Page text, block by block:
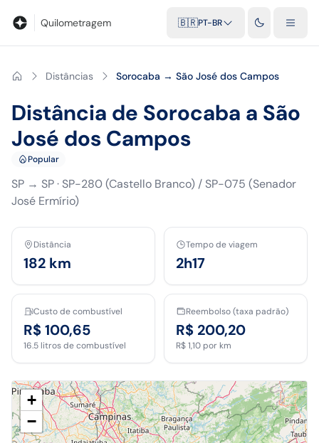
Quilometragem 🇧🇷PT-BR
Distâncias Sorocaba → São José dos Campos
Distância de Sorocaba a São
José dos Campos
Popular
SP → SP· SP-280 (Castello Branco) / SP-075 (Senador
José Ermírio)
Distância
182 km
Tempo de viagem
2h17
Custo de combustível
R$ 100,65
16.5 litros de combustível
Reembolso (taxa padrão)
R$ 200,20
R$ 1,10 por km
+
−